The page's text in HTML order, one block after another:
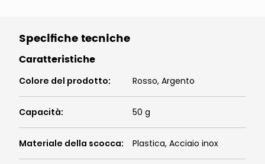
Specifiche tecniche
Caratteristiche
Colore del prodotto: Rosso, Argento
Capacità: 50 g
Materiale della scocca: Plastica, Acciaio inox